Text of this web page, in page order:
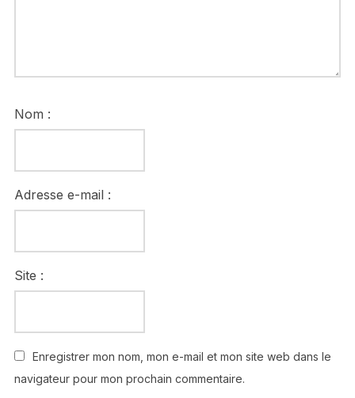
Nom :
Adresse e-mail :
Site :
Enregistrer mon nom, mon e-mail et mon site web dans le
navigateur pour mon prochain commentaire.